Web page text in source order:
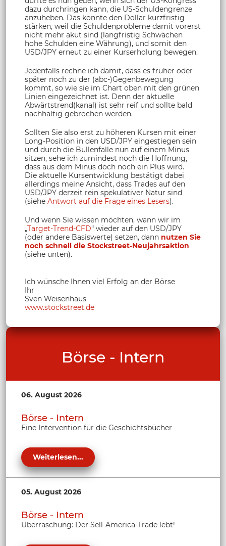
dazu durchringen kann, die US-Schuldengrenze
anzuheben. Das könnte den Dollar kurzfristig
stärken, weil die Schuldenprobleme damit vorerst
nicht mehr akut sind (langfristig Schwächen
hohe Schulden eine Währung), und somit den
USD/JPY erneut zu einer Kurserholung bewegen.
Jedenfalls rechne ich damit, dass es früher oder
später noch zu der (abc-)Gegenbewegung
kommt, so wie sie im Chart oben mit den grünen
Linien eingezeichnet ist. Denn der aktuelle
Abwärtstrend(kanal) ist sehr reif und sollte bald
nachhaltig gebrochen werden.
Sollten Sie also erst zu höheren Kursen mit einer
Long-Position in den USD/JPY eingestiegen sein
und durch die Bullenfalle nun auf einem Minus
sitzen, sehe ich zumindest noch die Hoffnung,
dass aus dem Minus doch noch ein Plus wird.
Die aktuelle Kursentwicklung bestätigt dabei
allerdings meine Ansicht, dass Trades auf den
USD/JPY derzeit rein spekulativer Natur sind
(siehe Antwort auf die Frage eines Lesers).
Und wenn Sie wissen möchten, wann wir im
„Target-Trend-CFD“ wieder auf den USD/JPY
(oder andere Basiswerte) setzen, dann nutzen Sie
noch schnell die Stockstreet-Neujahrsaktion
(siehe unten).
Ich wünsche Ihnen viel Erfolg an der Börse
Ihr
Sven Weisenhaus
www.stockstreet.de
Börse - Intern
06. August 2026
Börse - Intern
Eine Intervention für die Geschichtsbücher
Weiterlesen...
05. August 2026
Börse - Intern
Überraschung: Der Sell-America-Trade lebt!